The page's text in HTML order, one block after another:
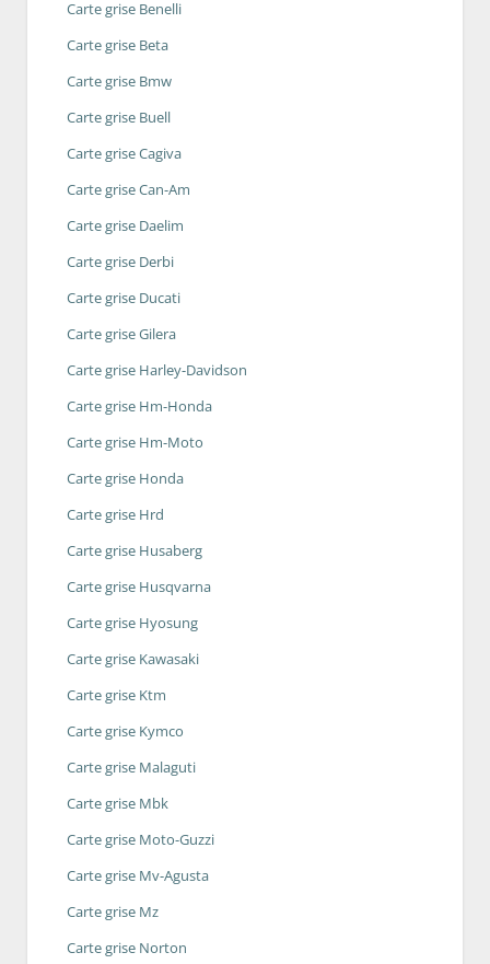
Carte grise Benelli
Carte grise Beta
Carte grise Bmw
Carte grise Buell
Carte grise Cagiva
Carte grise Can-Am
Carte grise Daelim
Carte grise Derbi
Carte grise Ducati
Carte grise Gilera
Carte grise Harley-Davidson
Carte grise Hm-Honda
Carte grise Hm-Moto
Carte grise Honda
Carte grise Hrd
Carte grise Husaberg
Carte grise Husqvarna
Carte grise Hyosung
Carte grise Kawasaki
Carte grise Ktm
Carte grise Kymco
Carte grise Malaguti
Carte grise Mbk
Carte grise Moto-Guzzi
Carte grise Mv-Agusta
Carte grise Mz
Carte grise Norton